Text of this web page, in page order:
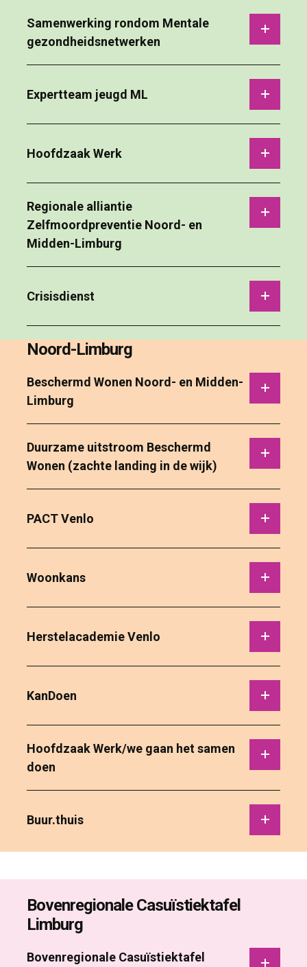
Samenwerking rondom Mentale
gezondheidsnetwerken
Expertteam jeugd ML
Hoofdzaak Werk
Regionale alliantie
Zelfmoordpreventie Noord- en
Midden-Limburg
Crisisdienst
Noord-Limburg
Beschermd Wonen Noord- en Midden-
Limburg
Duurzame uitstroom Beschermd
Wonen (zachte landing in de wijk)
PACT Venlo
Woonkans
Herstelacademie Venlo
KanDoen
Hoofdzaak Werk/we gaan het samen
doen
Buur.thuis
Bovenregionale Casuïstiektafel
Limburg
Bovenregionale Casuïstiektafel